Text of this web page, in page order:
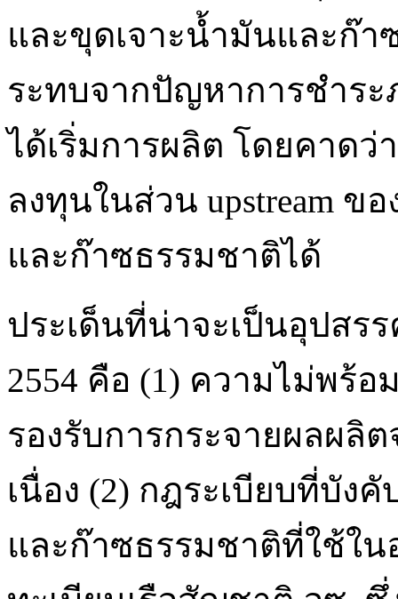
และขุดเจาะน้ำมันและก๊
ระทบจากปัญหาการชำร
ได้เริ่มการผลิต โดยคาด
ลงทุนในส่วน upstream
และก๊าซธรรมชาติได้
ประเด็นที่น่าจะเป็นอุปส
2554 คือ (1) ความไม่พร้
รองรับการกระจายผลผลิ
เนื่อง (2) กฎระเบียบที่บัง
และก๊าซธรรมชาติที่ใช้ใ